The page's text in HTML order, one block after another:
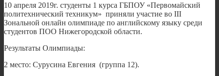
10 апреля 2019г. студенты 1 курса ГБПОУ «Первомайский
политехнический техникум» приняли участие во III
Зональной онлайн олимпиаде по английскому языку среди
студентов ПОО Нижегородской области.
Результаты Олимпиады:
2 место: Сурусина Евгения (группа 12).